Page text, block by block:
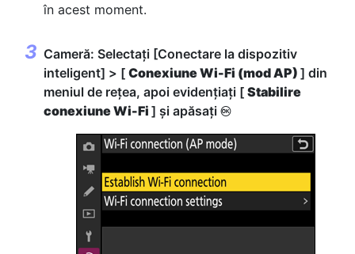
în acest moment.
Cameră: Selectați [Conectare la dispozitiv
inteligent] > [ Conexiune Wi-Fi (mod AP) ] din
meniul de rețea, apoi evidențiați [ Stabilire
conexiune Wi-Fi ] și apăsați J